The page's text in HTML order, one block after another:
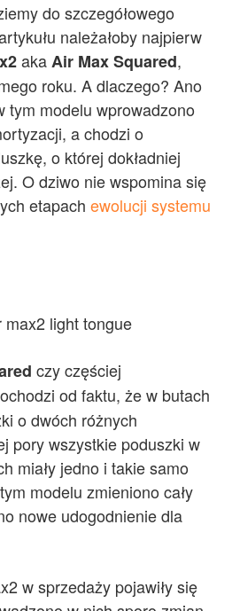
do szczegółowego
należałoby najpierw
akaAir Max Squared,
roku. A dlaczego? Ano
tym modelu wprowadzono
a chodzi o
o której dokładniej
O dziwo nie wspomina się
etapach ewolucji systemu
czy częściej
od faktu, że w butach
o dwóch różnych
pory wszystkie poduszki w
miały jedno i takie samo
modelu zmieniono cały
nowe udogodnienie dla
w sprzedaży pojawiły się